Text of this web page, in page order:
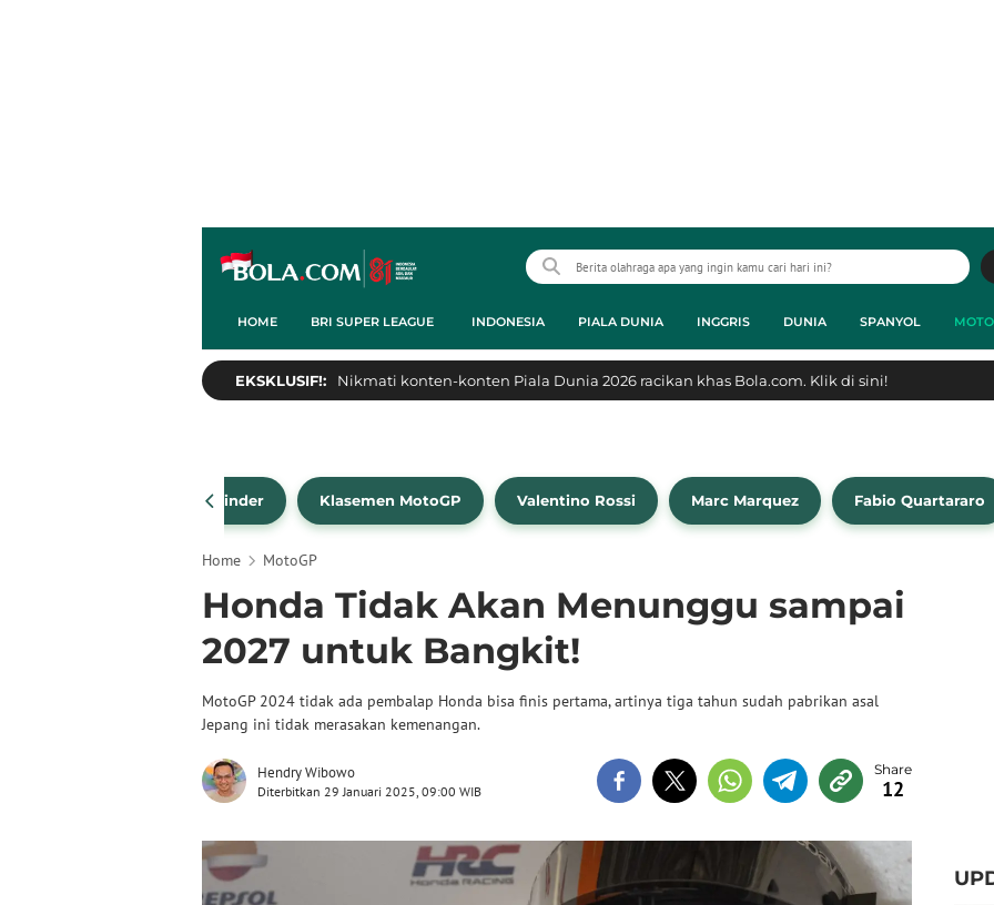
HOME BRI SUPER LEAGUE INDONESIA PIALA DUNIA INGGRIS DUNIA SPANYOL
EKSKLUSIF!: Nikmati konten-konten Piala Dunia 2026 racikan khas Bola.com. Klik di sini!
Brad Binder Klasemen MotoGP Valentino Rossi Marc Marquez Fabio Quartararo
Home MotoGP
Honda Tidak Akan Menunggu sampai
2027 untuk Bangkit!
MotoGP 2024 tidak ada pembalap Honda bisa finis pertama, artinya tiga tahun sudah pabrikan asal
Jepang ini tidak merasakan kemenangan.
Hendry Wibowo
Diterbitkan 29 Januari 2025, 09:00 WIB 12